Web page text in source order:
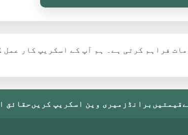
فراہم کرتی ہے۔ ہم آپ کے اسکریپ کار
قیمتیں برانڈز میری وین اسکریپ کریںحقائق